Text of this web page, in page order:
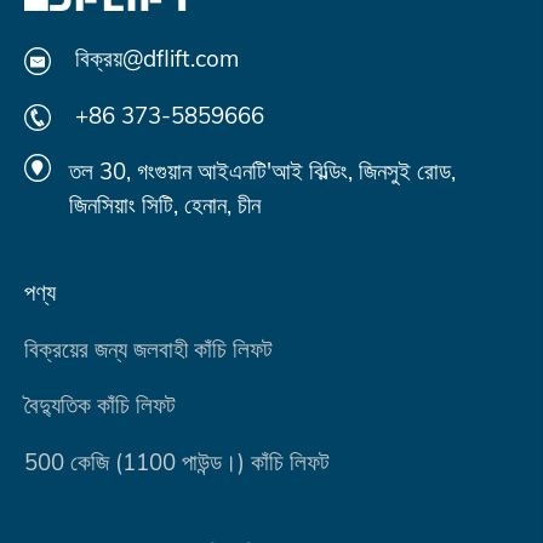
বিক্রয়@dflift.com
+86 373-5859666
তল 30, গংগুয়ান আইএনটি'আই বিল্ডিং, জিনসুই রোড,
জিনসিয়াং সিটি, হেনান, চীন
পণ্য
বিক্রয়ের জন্য জলবাহী কাঁচি লিফট
বৈদ্যুতিক কাঁচি লিফট
500 কেজি (1100 পাউন্ড।) কাঁচি লিফট